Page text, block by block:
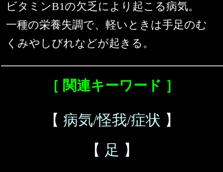
ビタミンB1の欠乏により起こる病気。
一種の栄養失調で、軽いときは手足のむ
くみやしびれなどが起きる。
［ 関連キーワード ］
【 病気/怪我/症状 】
【 足 】